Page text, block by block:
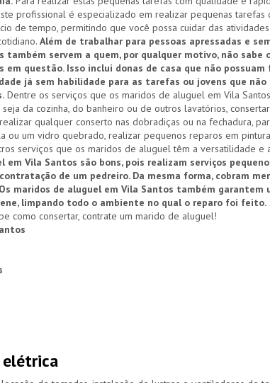
profissional é especializado em realizar pequenas tarefas
de tempo, permitindo que você possa cuidar das
Além de trabalhar para pessoas apressadas e
também servem a quem, por qualquer motivo, não sabe
em questão. Isso inclui donas de casa que não possuam
já sem habilidade para as tarefas ou jovens que não
Dentre os serviços que os maridos de aluguel em Vila
da cozinha, do banheiro ou de outros lavatórios,
qualquer conserto nas dobradiças ou na fechadura,
ou um vidro quebrado, realizar pequenos reparos em
serviços que os maridos de aluguel têm a versatilidade e
em Vila Santos são bons, pois realizam serviços
de um pedreiro. Da mesma forma, cobram
maridos de aluguel em Vila Santos também garantem
limpando todo o ambiente no qual o reparo foi feito.
como consertar, contrate um marido de aluguel!
elétrica